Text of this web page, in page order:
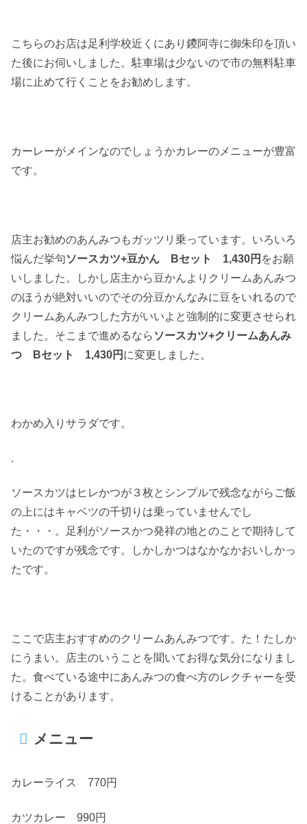
こちらのお店は足利学校近くにあり鑁阿寺に御朱印を頂い
た後にお伺いしました。駐車場は少ないので市の無料駐車
場に止めて行くことをお勧めします。
カーレーがメインなのでしょうかカレーのメニューが豊富
です。
店主お勧めのあんみつもガッツリ乗っています。いろいろ
悩んだ挙句ソースカツ+豆かん Bセット 1,430円 をお願
いしました。しかし店主から豆かんよりクリームあんみつ
のほうが絶対いいのでその分豆かんなみに豆をいれるので
クリームあんみつした方がいいよと強制的に変更させられ
ました。そこまで進めるなら ソースカツ+クリームあんみ
つ Bセット 1,430円 に変更しました。
わかめ入りサラダです。
.
ソースカツはヒレかつが３枚とシンプルで残念ながらご飯
の上にはキャベツの千切りは乗っていませんでし
た・・・。足利がソースかつ発祥の地とのことで期待して
いたのですが残念です。しかしかつはなかなかおいしかっ
たです。
ここで店主おすすめのクリームあんみつです。た！たしか
にうまい。店主のいうことを聞いてお得な気分になりまし
た。食べている途中にあんみつの食べ方のレクチャーを受
けることがあります。
メニュー
カレーライス 770円
カツカレー 990円